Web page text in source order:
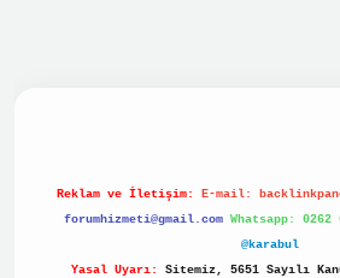
Reklam ve İletişim: E-mail:
forumhizmeti@gmail.com Whatsapp: 0262
@karabul
Yasal Uyarı:
Sitemiz, 5651 Sayılı